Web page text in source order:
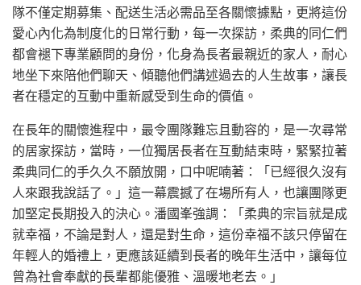
隊不僅定期募集、配送生活必需品至各關懷據點，更將這份
愛心內化為制度化的日常行動，每一次探訪，柔典的同仁們
都會褪下專業顧問的身份，化身為長者最親近的家人，耐心
地坐下來陪他們聊天、傾聽他們講述過去的人生故事，讓長
者在穩定的互動中重新感受到生命的價值。
在長年的關懷進程中，最令團隊難忘且動容的，是一次尋常
的居家探訪，當時，一位獨居長者在互動結束時，緊緊拉著
柔典同仁的手久久不願放開，口中呢喃著：「已經很久沒有
人來跟我說話了。」這一幕震撼了在場所有人，也讓團隊更
加堅定長期投入的決心。潘國峯強調：「柔典的宗旨就是成
就幸福，不論是對人，還是對生命，這份幸福不該只停留在
年輕人的婚禮上，更應該延續到長者的晚年生活中，讓每位
曾為社會奉獻的長輩都能優雅、溫暖地老去。」